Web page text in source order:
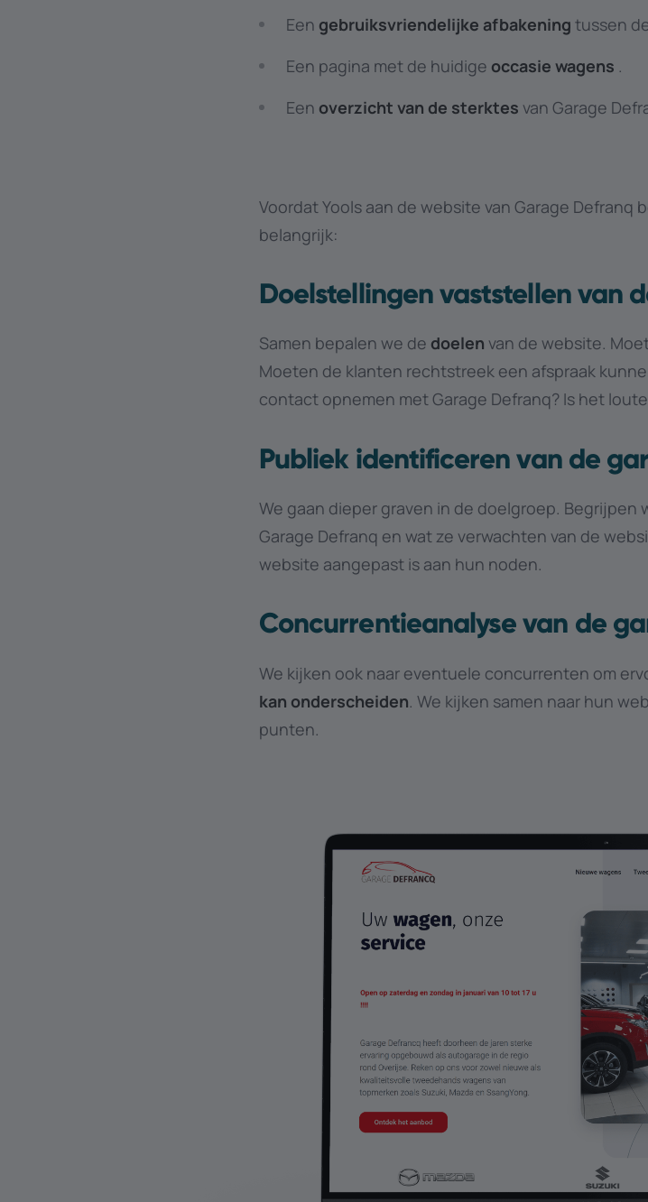
Een gebruiksvriendelijke afbakening tussen
Een pagina met de huidige occasie wagens .
Een overzicht van de sterktes van Garage
Voordat Yools aan de website van Garage Defranq
belangrijk:
Doelstellingen vaststellen van
Samen bepalen we de doelen van de website.
Moeten de klanten rechtstreek een afspraak
contact opnemen met Garage Defranq? Is het
Publiek identificeren van de
We gaan dieper graven in de doelgroep. Begrijpen
Garage Defranq en wat ze verwachten van de
website aangepast is aan hun noden.
Concurrentieanalyse van de
We kijken ook naar eventuele concurrenten om
kan onderscheiden. We kijken samen naar hun
punten.